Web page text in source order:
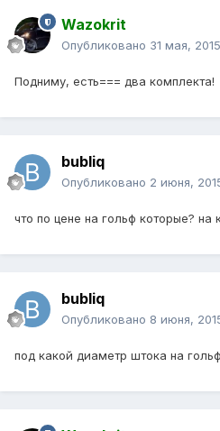
Wazokrit
Опубликовано 31 мая, 2015
Подниму, есть=== два комплекта!
bubliq
Опубликовано 2 июня,
что по цене на гольф которые?
bubliq
Опубликовано 8 июня,
под какой диаметр штока на